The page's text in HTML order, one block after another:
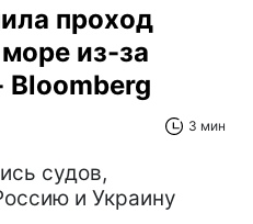
проход
из-за
Bloomberg
3 мин
судов,
и Украину